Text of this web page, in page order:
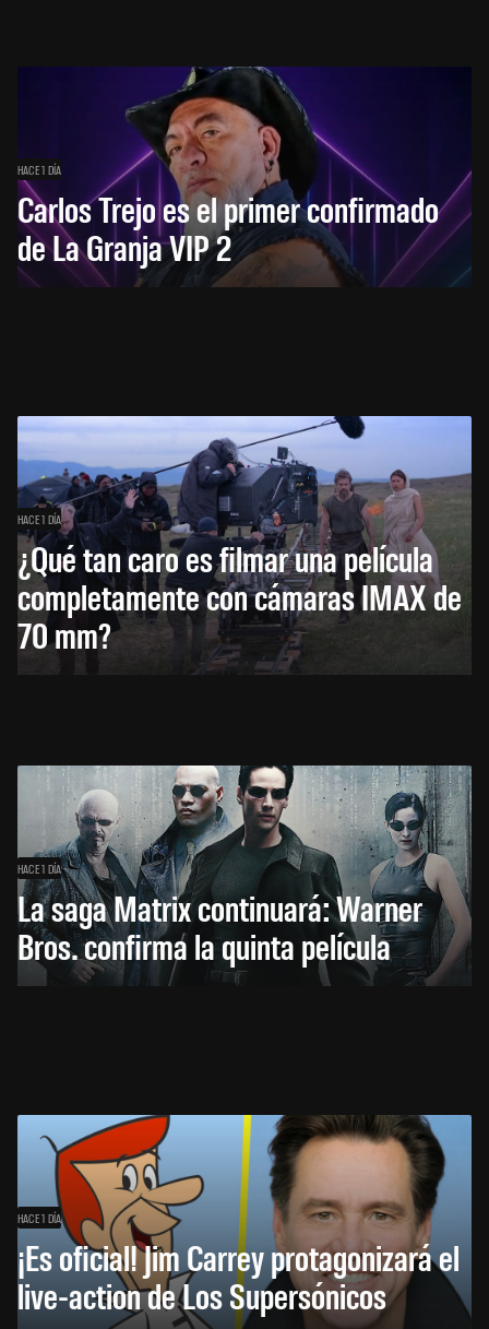
HACE 1 DÍA
Carlos Trejo es el primer confirmado
de La Granja VIP 2
HACE 1 DÍA
¿Qué tan caro es filmar una película
completamente con cámaras IMAX de
70 mm?
HACE 1 DÍA
La saga Matrix continuará: Warner
Bros. confirma la quinta película
HACE 1 DÍA
¡Es oficial! Jim Carrey protagonizará el
live-action de Los Supersónicos